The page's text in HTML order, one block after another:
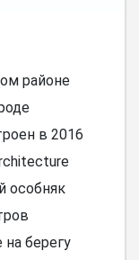
районе
в 2016
особняк
берегу